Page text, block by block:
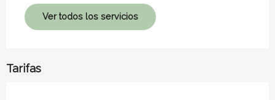
Ver todos los servicios
Tarifas